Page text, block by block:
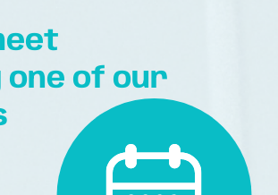
one of our